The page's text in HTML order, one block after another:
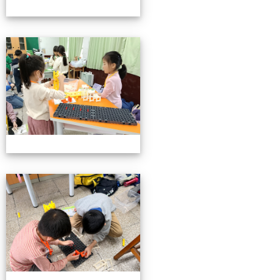
小小機關工程師育樂營